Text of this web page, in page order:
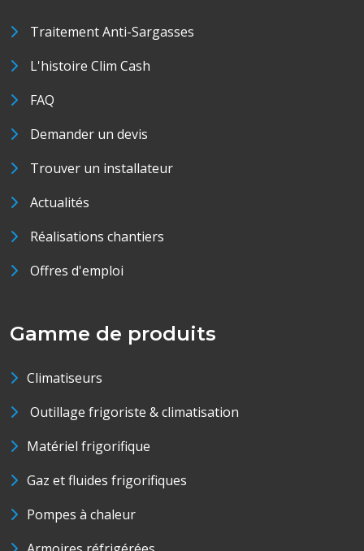
Traitement Anti-Sargasses
L'histoire Clim Cash
FAQ
Demander un devis
Trouver un installateur
Actualités
Réalisations chantiers
Offres d'emploi
Gamme de produits
Climatiseurs
Outillage frigoriste & climatisation
Matériel frigorifique
Gaz et fluides frigorifiques
Pompes à chaleur